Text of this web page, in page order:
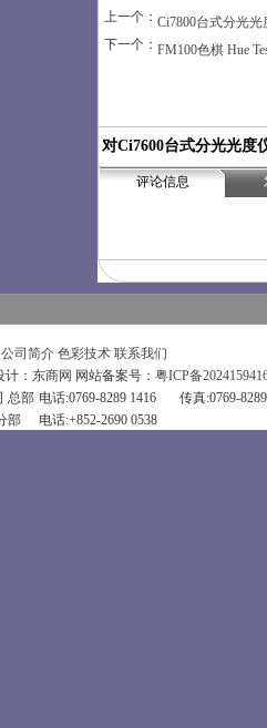
上一个：Ci7800台式分光光
下一个：FM100色棋 Hue
公司简介 色彩技术 联系我们
： 东商网 网站备案号： 粤ICP备
总部 电话:0769-8289 1416
传真:0769-
部
电话:+852-2690 0538